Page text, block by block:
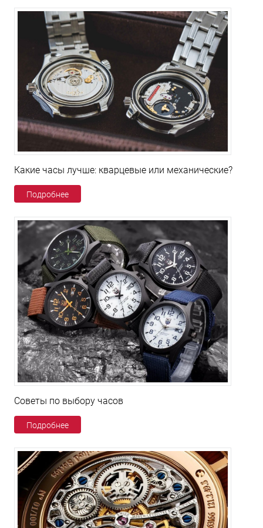
Какие часы лучше: кварцевые или механические?
Подробнее
Советы по выбору часов
Подробнее